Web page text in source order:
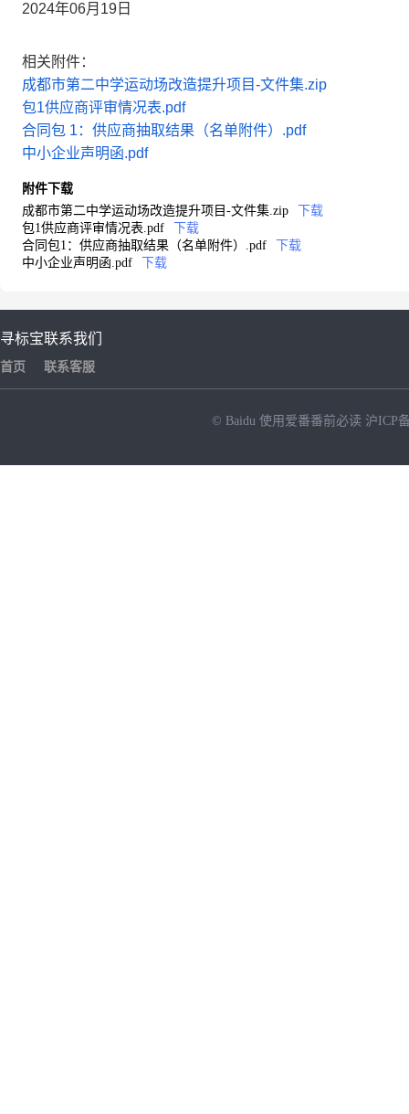
2024年06月19日
相关附件：
成都市第二中学运动场改造提升项目-文件集.zip
包1供应商评审情况表.pdf
合同包 1：供应商抽取结果（名单附件）.pdf
中小企业声明函.pdf
附件下载
成都市第二中学运动场改造提升项目-文件集.zip
下载
包1供应商评审情况表.pdf
下载
合同包1：供应商抽取结果（名单附件）.pdf
下载
中小企业声明函.pdf
下载
寻标宝
首页
联系我们
联系客服
© Baidu 使用爱番番前必读 沪ICP